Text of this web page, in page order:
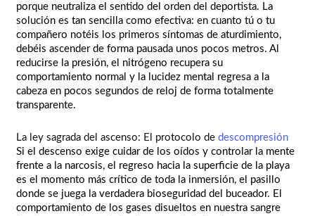
porque neutraliza el sentido del orden del deportista. La
solución es tan sencilla como efectiva: en cuanto tú o tu
compañero notéis los primeros síntomas de aturdimiento,
debéis ascender de forma pausada unos pocos metros. Al
reducirse la presión, el nitrógeno recupera su
comportamiento normal y la lucidez mental regresa a la
cabeza en pocos segundos de reloj de forma totalmente
transparente.
La ley sagrada del ascenso: El protocolo dedescompresión
Si el descenso exige cuidar de los oídos y controlar la mente
frente a la narcosis, el regreso hacia la superficie de la playa
es el momento más crítico de toda la inmersión, el pasillo
donde se juega la verdadera bioseguridad del buceador. El
comportamiento de los gases disueltos en nuestra sangre